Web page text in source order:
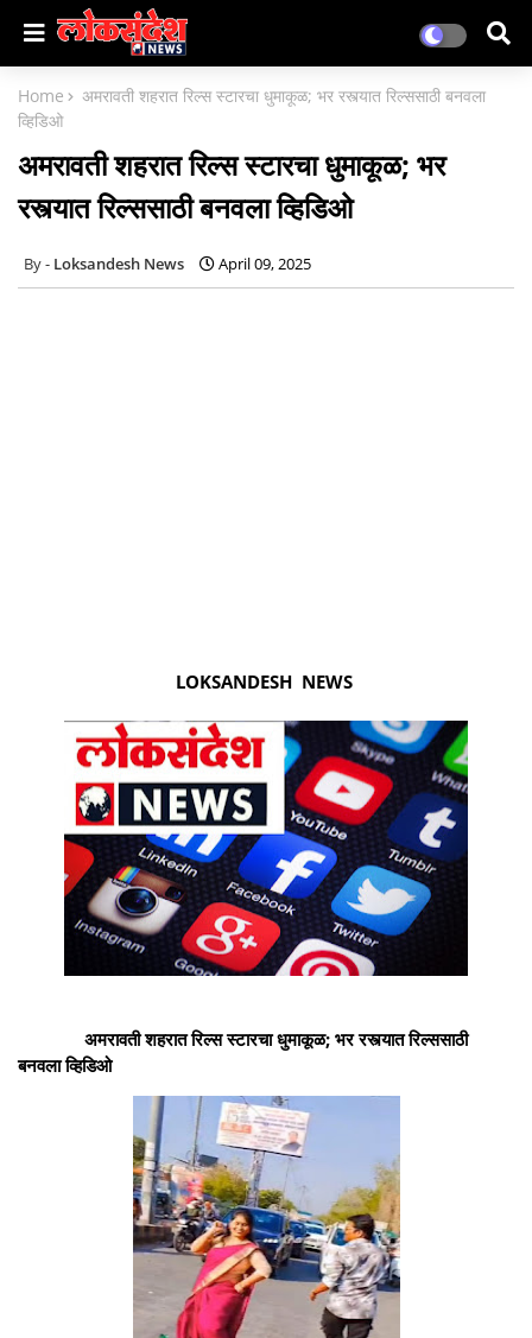
Home
अमरावती शहरात रिल्स स्टारचा धुमाकूळ; भर रस्त्यात रिल्ससाठी बनवला
व्हिडिओ
अमरावती शहरात रिल्स स्टारचा धुमाकूळ; भर
रस्त्यात रिल्ससाठी बनवला व्हिडिओ
Loksandesh News April 09, 2025
LOKSANDESH NEWS
अमरावती शहरात रिल्स स्टारचा धुमाकूळ; भर रस्त्यात रिल्ससाठी
बनवला व्हिडिओ